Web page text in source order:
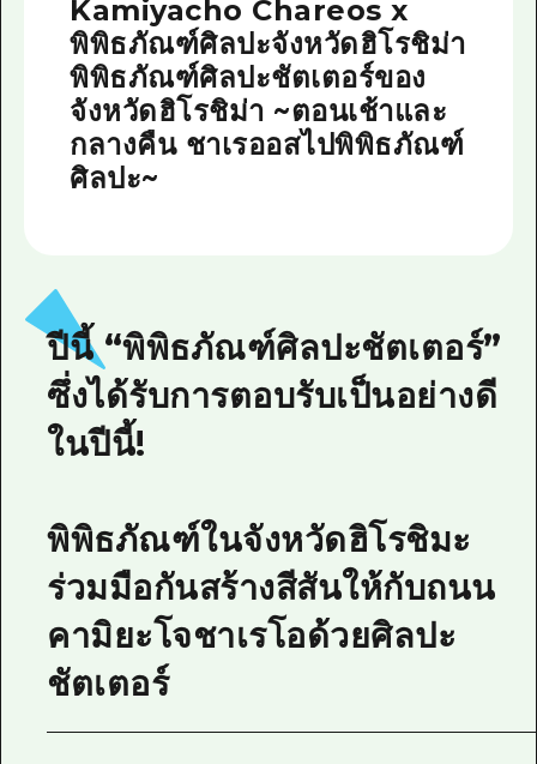
Kamiyacho Chareos x
พิพิธภัณฑ์ศิลปะจังหวัดฮิโรชิม่า
พิพิธภัณฑ์ศิลปะชัตเตอร์ของ
จังหวัดฮิโรชิม่า ~ตอนเช้าและ
กลางคืน ชาเรออสไปพิพิธภัณฑ์
ศิลปะ~
ปีนี้ “พิพิธภัณฑ์ศิลปะชัตเตอร์”
ซึ่งได้รับการตอบรับเป็นอย่างดี
ในปีนี้!
พิพิธภัณฑ์ในจังหวัดฮิโรชิมะ
ร่วมมือกันสร้างสีสันให้กับถนน
คามิยะโจชาเรโอด้วยศิลปะ
ชัตเตอร์